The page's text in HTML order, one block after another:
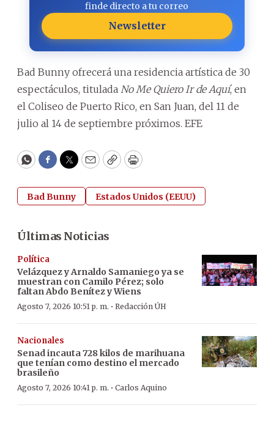
finde directo a tu correo
Newsletter
Bad Bunny ofrecerá una residencia artística de 30
espectáculos, titulada No Me Quiero Ir de Aquí, en
el Coliseo de Puerto Rico, en San Juan, del 11 de
julio al 14 de septiembre próximos. EFE
WhatsApp
Facebook
Twitter
EmailCopyPrint
Bad Bunny Estados Unidos (EEUU)
Últimas Noticias
Política
Velázquez y Arnaldo Samaniego ya se
muestran con Camilo Pérez; solo
faltan Abdo Benítez y Wiens
Agosto 7, 2026 10:51 p. m. · Redacción ÚH
Nacionales
Senad incauta 728 kilos de marihuana
que tenían como destino el mercado
brasileño
Agosto 7, 2026 10:41 p. m. · Carlos Aquino